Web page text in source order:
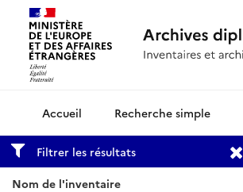
Archives diplomatiquesRecherche simple
Filtrer les résultats
Nom de l'inventaire